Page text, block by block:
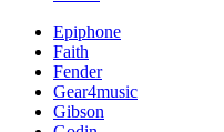
Epiphone
Faith
Fender
Gear4music
Gibson